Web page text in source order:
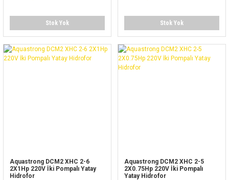
Stok Yok Stok Yok
Aquastrong DCM2 XHC 2-6
2X1Hp 220V İki Pompalı Yatay
Hidrofor
Aquastrong DCM2 XHC 2-5
2X0.75Hp 220V İki Pompalı
Yatay Hidrofor